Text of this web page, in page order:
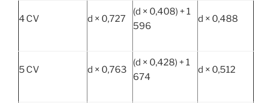
4 CV d × 0,727
(d × 0,408) + 1
596
d × 0,488
5 CV d × 0,763
(d × 0,428) + 1
674
d × 0,512